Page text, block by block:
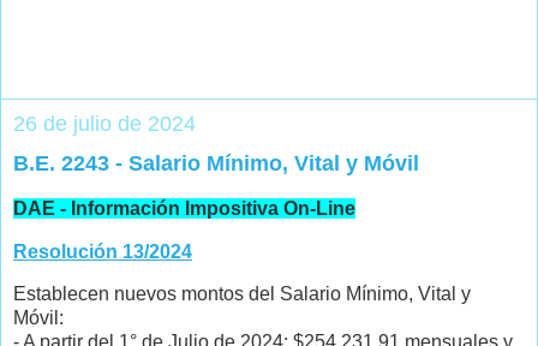
26 de julio de 2024
B.E. 2243 - Salario Mínimo, Vital y Móvil
DAE - Información Impositiva On-Line
Resolución 13/2024
Establecen nuevos montos del Salario Mínimo, Vital y
Móvil: